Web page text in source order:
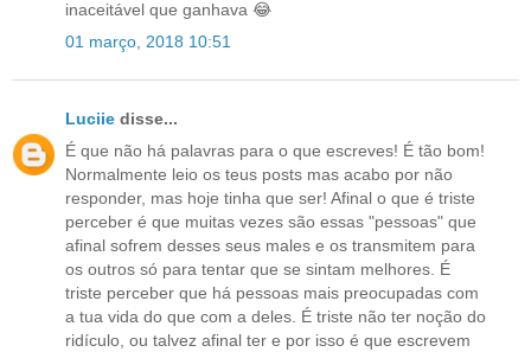
inaceitável que ganhava 😂
01 março, 2018 10:51
Luciie disse...
É que não há palavras para o que escreves! É tão bom!
Normalmente leio os teus posts mas acabo por não
responder, mas hoje tinha que ser! Afinal o que é triste
perceber é que muitas vezes são essas "pessoas" que
afinal sofrem desses seus males e os transmitem para
os outros só para tentar que se sintam melhores. É
triste perceber que há pessoas mais preocupadas com
a tua vida do que com a deles. É triste não ter noção do
ridículo, ou talvez afinal ter e por isso é que escrevem